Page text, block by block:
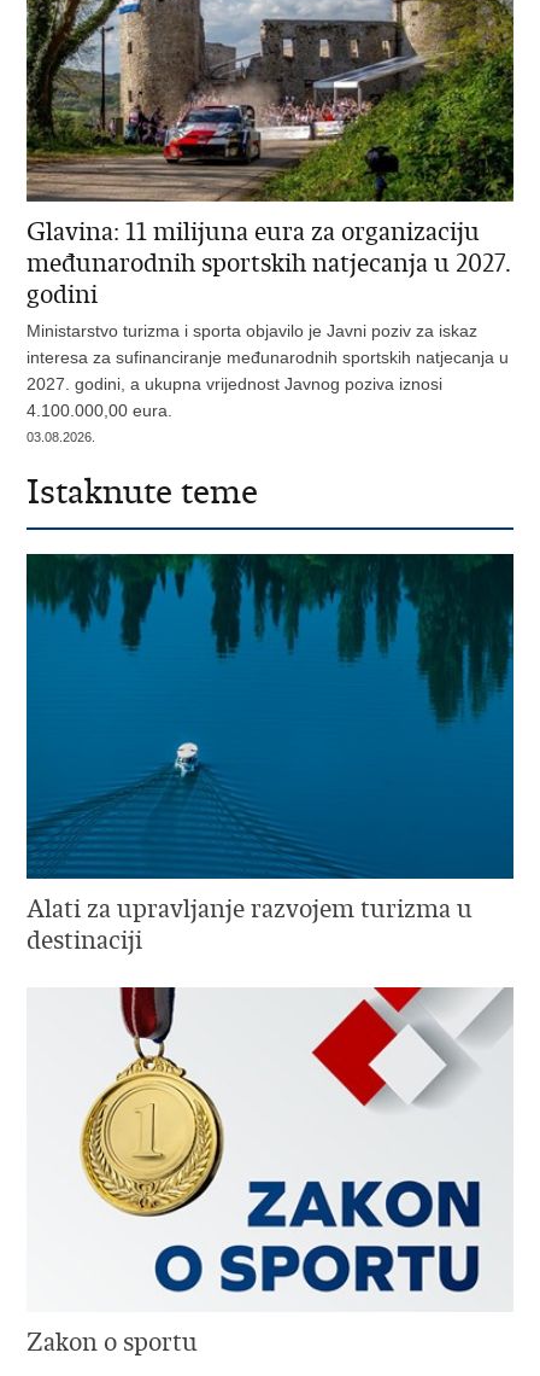
Glavina: 11 milijuna eura za organizaciju
međunarodnih sportskih natjecanja u 2027.
godini
Ministarstvo turizma i sporta objavilo je Javni poziv za iskaz
interesa za sufinanciranje međunarodnih sportskih natjecanja u
2027. godini, a ukupna vrijednost Javnog poziva iznosi
4.100.000,00 eura.
03.08.2026.
Istaknute teme
Alati za upravljanje razvojem turizma u
destinaciji
Zakon o sportu